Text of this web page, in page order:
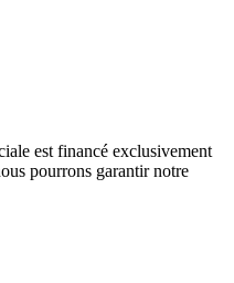
est financé exclusivement
pourrons garantir notre